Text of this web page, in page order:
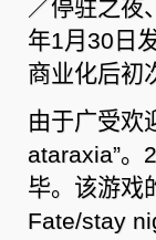
／停驻之夜
年1月30日
商业化后初
由于广受欢
ataraxia”。
毕。该游戏
Fate/stay